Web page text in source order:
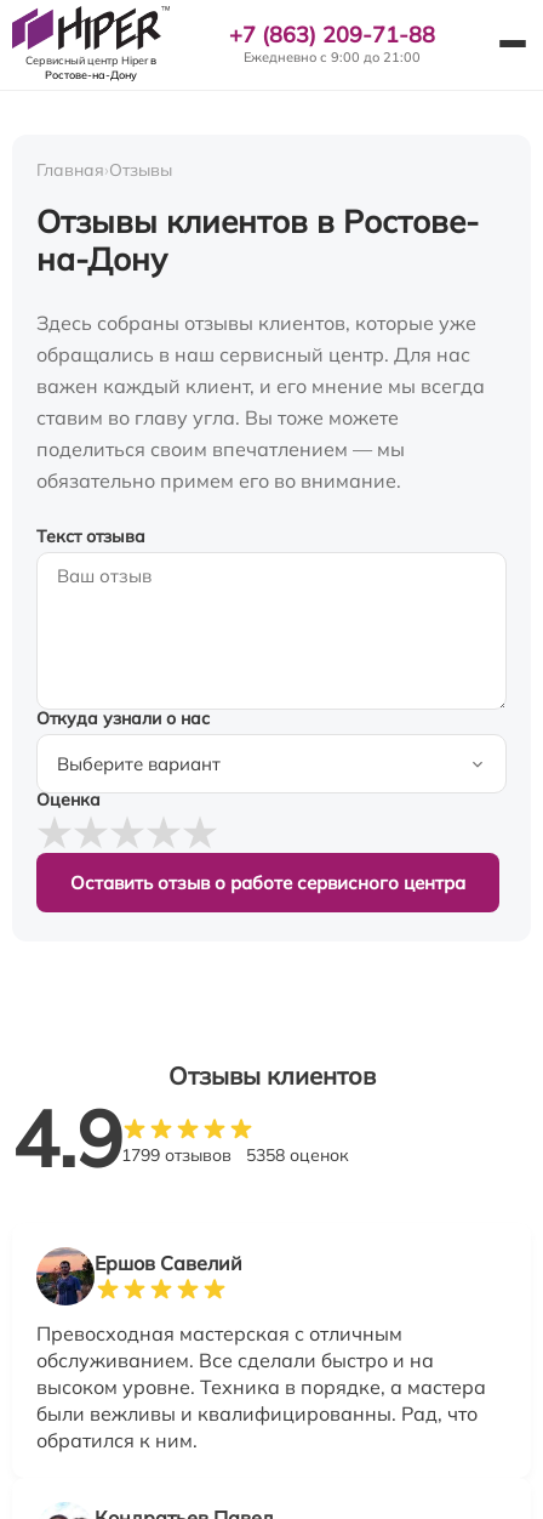
Сервисный центр Hiperв
Ростове-на-Дону
+7 (863) 209-71-88
Ежедневно с 9:00 до 21:00
Главная›Отзывы
Отзывы клиентов в Ростове-
на-Дону
Здесь собраны отзывы клиентов, которые уже
обращались в наш сервисный центр. Для нас
важен каждый клиент, и его мнение мы всегда
ставим во главу угла. Вы тоже можете
поделиться своим впечатлением — мы
обязательно примем его во внимание.
Текст отзыва
Откуда узнали о нас
Оценка
Оставить отзыв о работе сервисного центра
Отзывы клиентов
4.91799 отзывов 5358 оценок
Ершов Савелий
Превосходная мастерская с отличным
обслуживанием. Все сделали быстро и на
высоком уровне. Техника в порядке, а мастера
были вежливы и квалифицированны. Рад, что
обратился к ним.